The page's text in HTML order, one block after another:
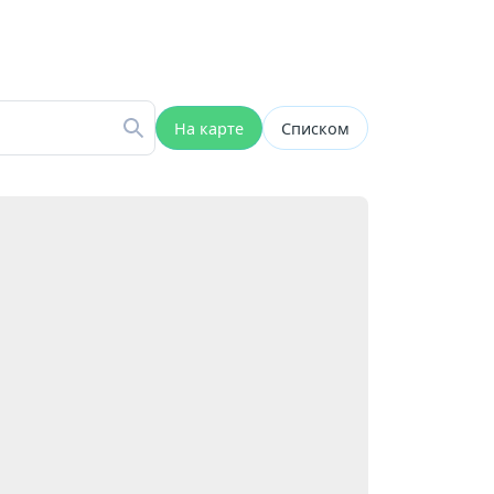
На карте Списком